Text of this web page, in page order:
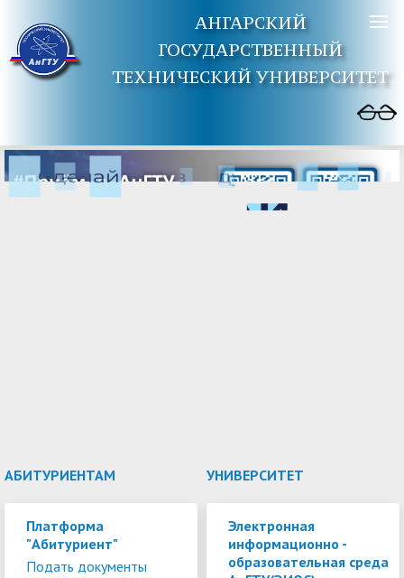
АНГАРСКИЙ
ГОСУДАРСТВЕННЫЙ
ТЕХНИЧЕСКИЙ УНИВЕРСИТЕТ
АБИТУРИЕНТАМ
Платформа
"Абитуриент"
Подать документы
УНИВЕРСИТЕТ
Электронная
информационно -
образовательная среда